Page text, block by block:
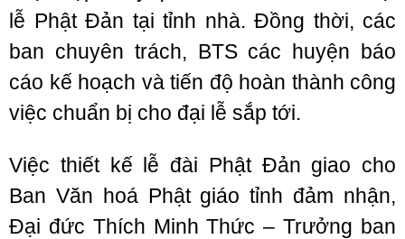
lễ Phật Đản tại tỉnh nhà. Đồng thời, các
ban chuyên trách, BTS các huyện báo
cáo kế hoạch và tiến độ hoàn thành công
việc chuẩn bị cho đại lễ sắp tới.
Việc thiết kế lễ đài Phật Đản giao cho
Ban Văn hoá Phật giáo tỉnh đảm nhận,
Đại đức Thích Minh Thức – Trưởng ban